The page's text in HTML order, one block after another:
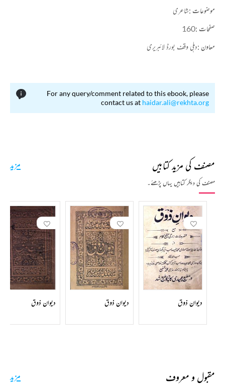
موضوعات :شاعری
صفحات :160
معاون :دہلی وقف بورڈ لائبریری
For any query/comment related to this ebook, please
contact us at haidar.ali@rekhta.org
مصنف کی مزید کتابیں
مصنف کی دیگر کتابیں یہاں پڑھئے۔
مزید
دیوان ذوق دیوان ذوق دیوان ذوق
مقبول و معروف مزید